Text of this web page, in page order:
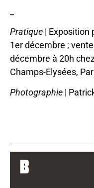
Pratique | Exposition
1er décembre ;
décembre à 20h
Champs-Elysées,
Photographie |